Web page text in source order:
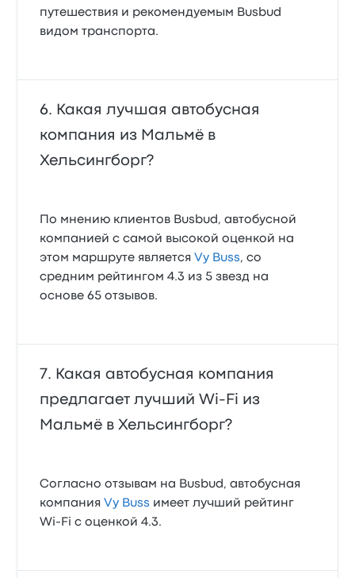
путешествия и рекомендуемым Busbud
видом транспорта.
Какая лучшая автобусная
компания из Мальмё в
Хельсингборг?
По мнению клиентов Busbud, автобусной
компанией с самой высокой оценкой на
этом маршруте является Vy Buss, со
средним рейтингом 4.3 из 5 звезд на
основе 65 отзывов.
Какая автобусная компания
предлагает лучший Wi‑Fi из
Мальмё в Хельсингборг?
Согласно отзывам на Busbud, автобусная
компания Vy Buss имеет лучший рейтинг
Wi‑Fi с оценкой 4.3.